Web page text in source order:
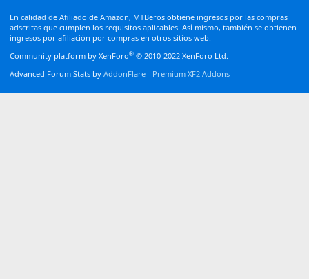
En calidad de Afiliado de Amazon, MTBeros obtiene ingresos por las compras
adscritas que cumplen los requisitos aplicables. Así mismo, también se obtienen
ingresos por afiliación por compras en otros sitios web.
Community platform by XenForo® © 2010-2022 XenForo Ltd.
Advanced Forum Stats by AddonFlare - Premium XF2 Addons